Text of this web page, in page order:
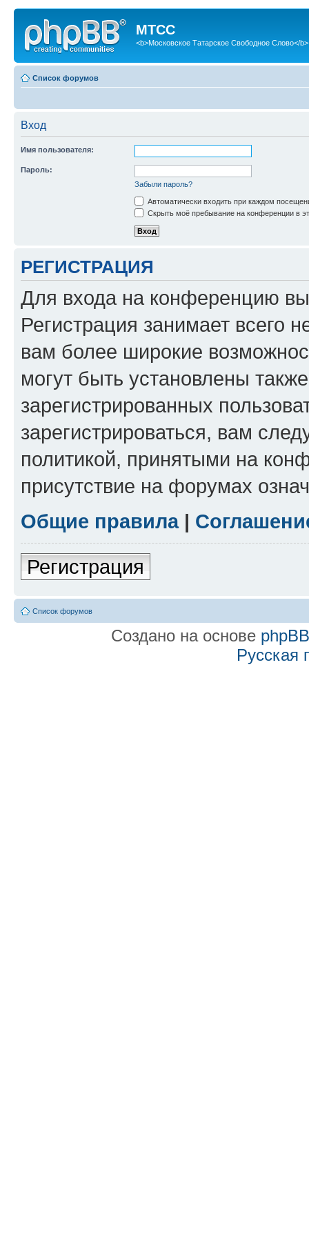
МТСС
<b>Московское Татарское Свободное Слово</b>
Список форумов
Вход
Имя пользователя:
Пароль:
Забыли пароль?
Автоматически входить при каждом
Скрыть моё пребывание на конференции в
РЕГИСТРАЦИЯ
Для входа на конференцию
Регистрация занимает всего
вам более широкие
могут быть установлены
зарегистрированных
зарегистрироваться, вам
политикой, принятыми на
присутствие на форумах
Общие правила|
Регистрация
Список форумов
Создано на основе phpBB
Русская